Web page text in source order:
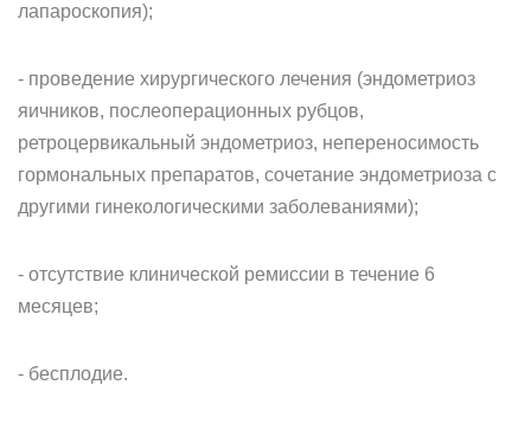
лапароскопия);
- проведение хирургического лечения (эндометриоз
яичников, послеоперационных рубцов,
ретроцервикальный эндометриоз, непереносимость
гормональных препаратов, сочетание эндометриоза с
другими гинекологическими заболеваниями);
- отсутствие клинической ремиссии в течение 6
месяцев;
- бесплодие.